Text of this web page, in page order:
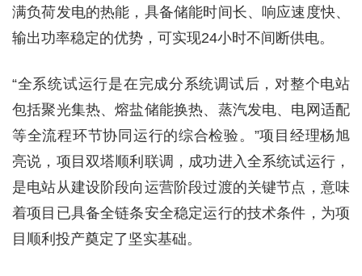
满负荷发电的热能，具备储能时间长、响应速度快、
输出功率稳定的优势，可实现24小时不间断供电。
“全系统试运行是在完成分系统调试后，对整个电站
包括聚光集热、熔盐储能换热、蒸汽发电、电网适配
等全流程环节协同运行的综合检验。”项目经理杨旭
亮说，项目双塔顺利联调，成功进入全系统试运行，
是电站从建设阶段向运营阶段过渡的关键节点，意味
着项目已具备全链条安全稳定运行的技术条件，为项
目顺利投产奠定了坚实基础。